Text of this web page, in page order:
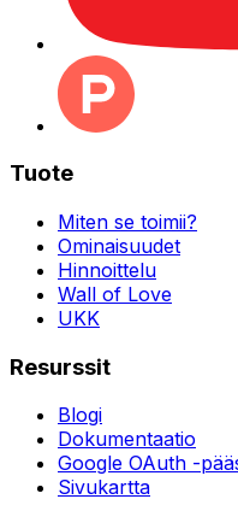
Tuote
Miten se toimii?
Ominaisuudet
Hinnoittelu
Wall of Love
UKK
Resurssit
Blogi
Dokumentaatio
Google OAuth -
Sivukartta